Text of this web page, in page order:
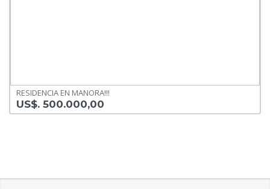
RESIDENCIA EN MANORA!!!
US$. 500.000,00